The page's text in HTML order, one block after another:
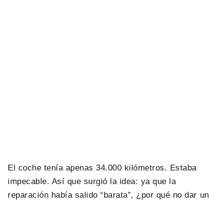
El coche tenía apenas 34.000 kilómetros. Estaba
impecable. Así que surgió la idea: ya que la
reparación había salido “barata”, ¿por qué no dar un